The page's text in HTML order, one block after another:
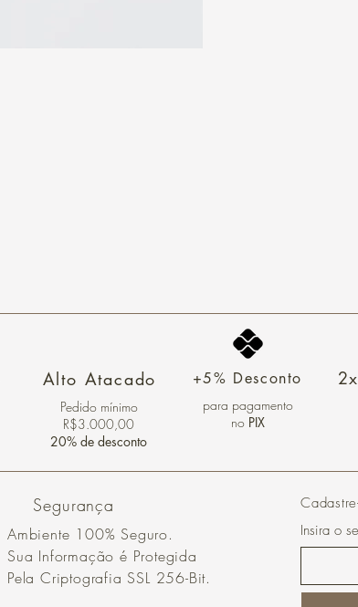
Alto Atacado
Pedido mínimo
R$3.000,00
20% de desconto
+5% Desconto
para pagamento
no PIX
Segurança
Ambiente 100% Seguro.
Sua Informação é Protegida
Pela Criptografia SSL 256-Bit.
Insira o